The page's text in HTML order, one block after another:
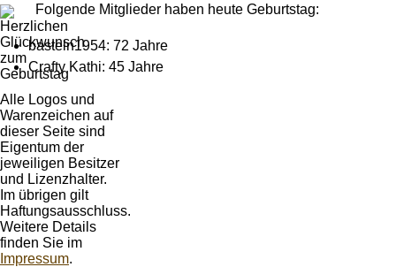
Folgende Mitglieder haben heute Geburtstag:
basteln1954: 72 Jahre
Crafty Kathi: 45 Jahre
Alle Logos und
Warenzeichen auf
dieser Seite sind
Eigentum der
jeweiligen Besitzer
und Lizenzhalter.
Im übrigen gilt
Haftungsausschluss.
Weitere Details
finden Sie im
Impressum.